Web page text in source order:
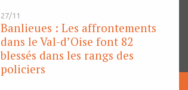
27/11
Banlieues : Les affrontements
dans le Val-d’Oise font 82
blessés dans les rangs des
policiers